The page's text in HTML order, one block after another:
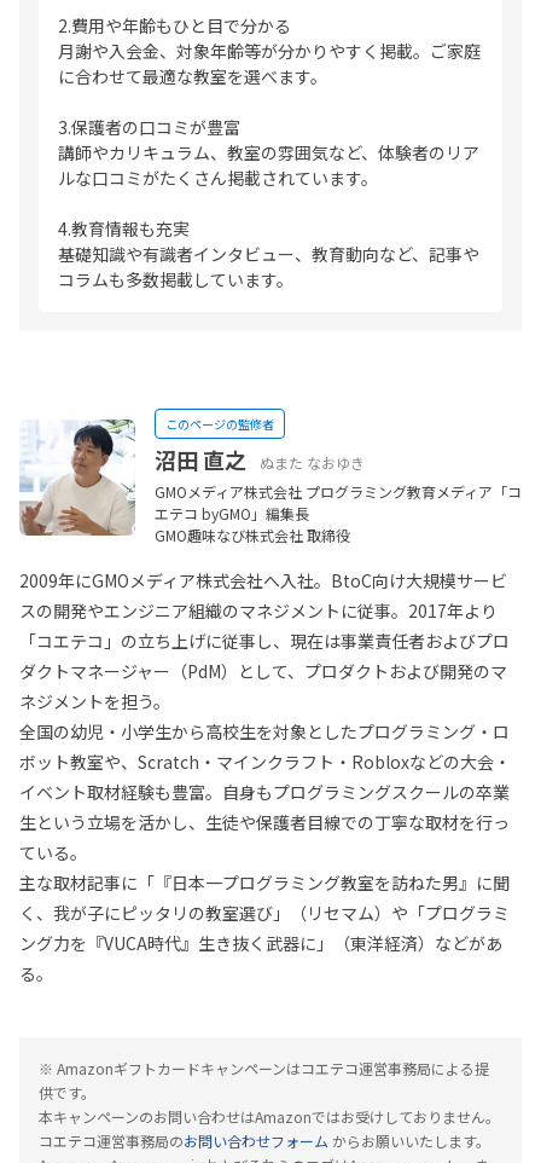
2.費用や年齢もひと目で分かる
月謝や入会金、対象年齢等が分かりやすく掲載。ご家庭
に合わせて最適な教室を選べます。
3.保護者の口コミが豊富
講師やカリキュラム、教室の雰囲気など、体験者のリア
ルな口コミがたくさん掲載されています。
4.教育情報も充実
基礎知識や有識者インタビュー、教育動向など、記事や
コラムも多数掲載しています。
このページの監修者
沼田 直之
ぬまた なおゆき
GMOメディア株式会社 プログラミング教育メディア「コ
エテコ byGMO」編集長
GMO趣味なび株式会社 取締役
2009年にGMOメディア株式会社へ入社。BtoC向け大規模サービ
スの開発やエンジニア組織のマネジメントに従事。2017年より
「コエテコ」の立ち上げに従事し、現在は事業責任者およびプロ
ダクトマネージャー（PdM）として、プロダクトおよび開発のマ
ネジメントを担う。
全国の幼児・小学生から高校生を対象としたプログラミング・ロ
ボット教室や、Scratch・マインクラフト・Robloxなどの大会・
イベント取材経験も豊富。自身もプログラミングスクールの卒業
生という立場を活かし、生徒や保護者目線での丁寧な取材を行っ
ている。
主な取材記事に「『日本一プログラミング教室を訪ねた男』に聞
く、我が子にピッタリの教室選び」（リセマム）や「プログラミ
ング力を『VUCA時代』生き抜く武器に」（東洋経済）などがあ
る。
※ Amazonギフトカードキャンペーンはコエテコ運営事務局による提
供です。
本キャンペーンのお問い合わせはAmazonではお受けしておりません。
コエテコ運営事務局のお問い合わせフォーム からお願いいたします。